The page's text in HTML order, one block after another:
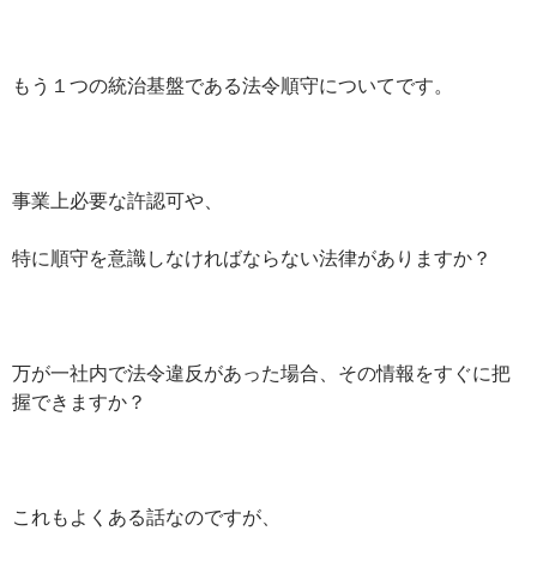
もう１つの統治基盤である法令順守についてです。
事業上必要な許認可や、
特に順守を意識しなければならない法律がありますか？
万が一社内で法令違反があった場合、その情報をすぐに把
握できますか？
これもよくある話なのですが、